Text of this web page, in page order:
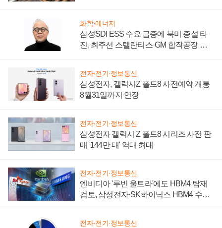
화학·에너지
삼성SDI ESS 수요 급증에 북미 증설 타
진, 최주선 스텔란티스·GM 합작공장 건
전자·전기·정보통신
삼성전자, 갤럭시Z 폴드8 사전예약 개통
8월31일까지 연장
전자·전기·정보통신
삼성전자 갤럭시 Z 폴드8 시리즈 사전 판
매 '144만 대' 역대 최대
전자·전기·정보통신
엔비디아 '루빈 울트라'에도 HBM4 탑재
검토, 삼성전자·SK하이닉스 HBM4 수율
전자·전기·정보통신